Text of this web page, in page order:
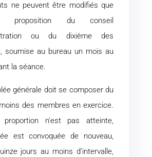
ne peuvent être modifiés que
du conseil
ou du dixième des
soumise au bureau un mois au
la séance.
générale doit se composer du
des membres en exercice.
n’est pas atteinte,
est convoquée de nouveau,
jours au moins d’intervalle,